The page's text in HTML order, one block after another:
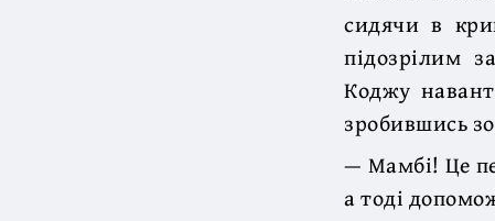
сидячи в
підозрілим
Коджу
зробившись
— Мамбі! Це
а тоді